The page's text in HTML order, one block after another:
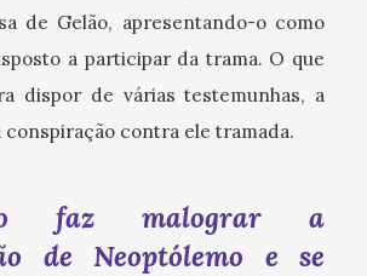
de Gelão, apresentando-o como
a participar da trama. O que
dispor de várias testemunhas, a
contra ele tramada.
faz malograr a
de Neoptólemo e se